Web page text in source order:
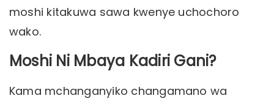
moshi kitakuwa sawa kwenye uchochoro
wako.
Moshi Ni Mbaya Kadiri Gani?
Kama mchanganyiko changamano wa